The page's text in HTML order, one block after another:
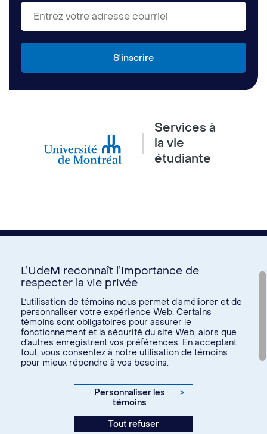
Services à
la vie
étudiante
Nous joindre
Voir tous les liens
Calendrier de la vie étudiante
Ateliers culturels
Expérience étudiante
Espace entreprises
Aide financière et emploi
Confidentialité
Conditions d’utilisation
Paramètres des témoins
Agence webKryzalid
L’UdeM reconnaît l’importance de
respecter la vie privée
L’utilisation de témoins nous permet d’améliorer et de
personnaliser votre expérience Web. Certains
témoins sont obligatoires pour assurer le
fonctionnement et la sécurité du site Web, alors que
d’autres enregistrent vos préférences. En acceptant
tout, vous consentez à notre utilisation de témoins
pour mieux répondre à vos besoins.
Personnaliser les
témoins
>
Tout refuser